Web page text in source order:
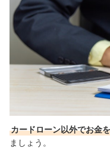
カードローン以外でお金
ましょう。